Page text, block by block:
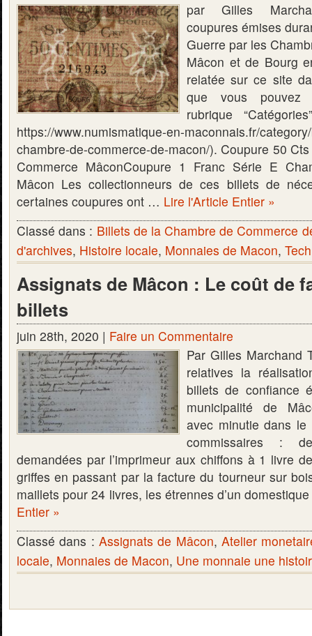
par Gilles
coupures émises
Guerre par les
Mâcon et de Bourg
relatée sur ce site
que vous pouvez
rubrique
https://www.numismatique-en-maconnais.fr/
chambre-de-commerce-de-macon/). Coupure 50
Commerce MâconCoupure 1 Franc Série E
Mâcon Les collectionneurs de ces billets de
certaines coupures ont … Lire l'Article Entier »
Classé dans : Billets de la Chambre de Commerce
d'archives, Histoire locale, Monnaies de Macon,
Assignats de Mâcon : Le coût de
billets
juin 28th, 2020 | Faire un Commentaire
Par Gilles Marchand
relatives la
billets de confiance
municipalité de
avec minutie dans
commissaires :
demandées par l’imprimeur aux chiffons à 1 livre
griffes en passant par la facture du tourneur sur
maillets pour 24 livres, les étrennes d’un
Entier »
Classé dans : Assignats de Mâcon, Atelier
locale, Monnaies de Macon, Une monnaie une